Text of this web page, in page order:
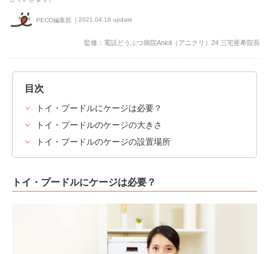
PECO編集部 2021.04.18 update
監修：電話どうぶつ病院Anicli（アニクリ）24 三宅亜希院長
目次
トイ・プードルにケージは必要？
トイ・プードルのケージの大きさ
トイ・プードルのケージの設置場所
トイ・プードルにケージは必要？